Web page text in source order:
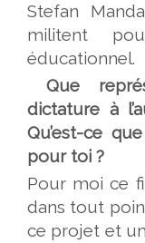
Stefan
militent
éducationnel.
Que
dictature à
Qu’est-ce
pour toi ?
Pour moi ce
dans tout
ce projet et